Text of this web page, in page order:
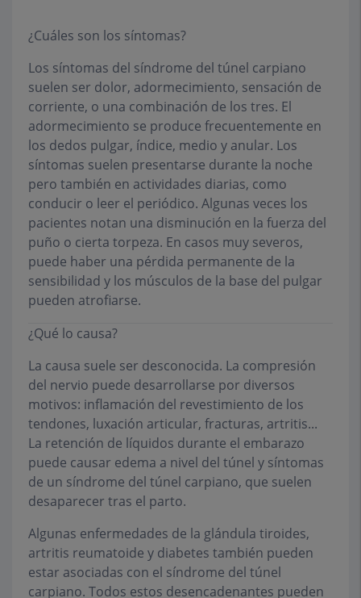
¿Cuáles son los síntomas?
Los síntomas del síndrome del túnel carpiano
suelen ser dolor, adormecimiento, sensación de
corriente, o una combinación de los tres. El
adormecimiento se produce frecuentemente en
los dedos pulgar, índice, medio y anular. Los
síntomas suelen presentarse durante la noche
pero también en actividades diarias, como
conducir o leer el periódico. Algunas veces los
pacientes notan una disminución en la fuerza del
puño o cierta torpeza. En casos muy severos,
puede haber una pérdida permanente de la
sensibilidad y los músculos de la base del pulgar
pueden atrofiarse.
¿Qué lo causa?
La causa suele ser desconocida. La compresión
del nervio puede desarrollarse por diversos
motivos: inflamación del revestimiento de los
tendones, luxación articular, fracturas, artritis...
La retención de líquidos durante el embarazo
puede causar edema a nivel del túnel y síntomas
de un síndrome del túnel carpiano, que suelen
desaparecer tras el parto.
Algunas enfermedades de la glándula tiroides,
artritis reumatoide y diabetes también pueden
estar asociadas con el síndrome del túnel
carpiano. Todos estos desencadenantes pueden